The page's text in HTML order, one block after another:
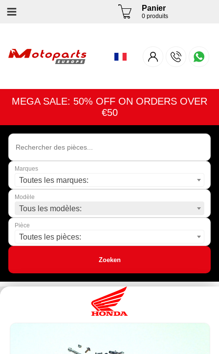
Panier
0 produits
MEGA SALE: 50% OFF ON ORDERS OVER
€50
Marques
Toutes les marques:
Modèle
Tous les modèles:
Pièce
Toutes les pièces:
Zoeken